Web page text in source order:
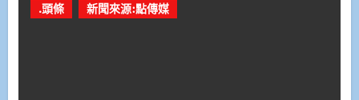
.頭條 新聞來源:點傳媒